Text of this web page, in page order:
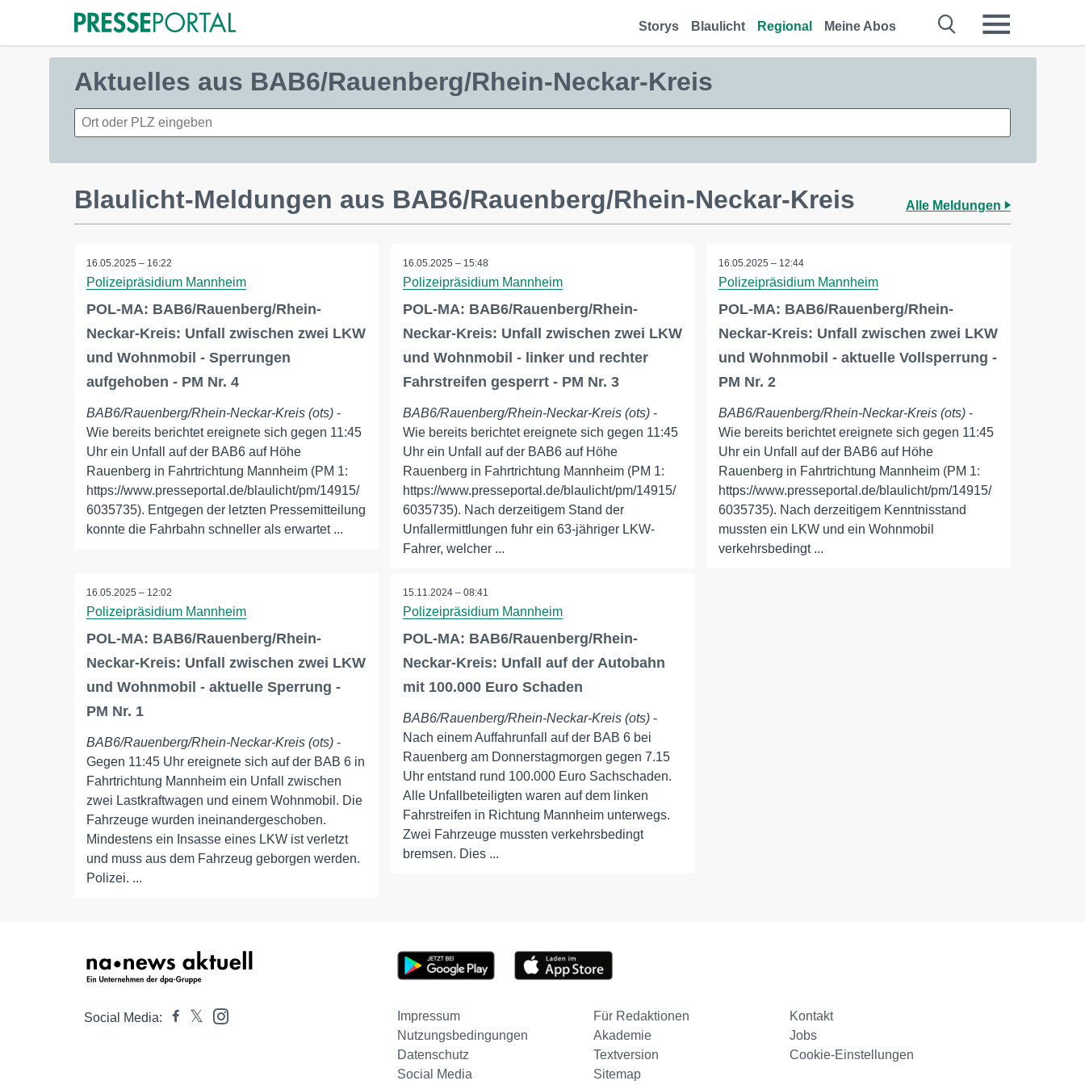
Storys Blaulicht Regional Meine Abos
Aktuelles aus BAB6/Rauenberg/Rhein-Neckar-Kreis
Blaulicht-Meldungen aus BAB6/Rauenberg/Rhein-Neckar-Kreis Alle Meldungen
16.05.2025 – 16:22
Polizeipräsidium Mannheim
POL-MA: BAB6/Rauenberg/Rhein-
Neckar-Kreis: Unfall zwischen zwei LKW
und Wohnmobil - Sperrungen
aufgehoben - PM Nr. 4
BAB6/Rauenberg/Rhein-Neckar-Kreis (ots) -
Wie bereits berichtet ereignete sich gegen 11:45
Uhr ein Unfall auf der BAB6 auf Höhe
Rauenberg in Fahrtrichtung Mannheim (PM 1:
https://www.presseportal.de/blaulicht/pm/14915/
6035735). Entgegen der letzten Pressemitteilung
konnte die Fahrbahn schneller als erwartet ...
16.05.2025 – 15:48
Polizeipräsidium Mannheim
POL-MA: BAB6/Rauenberg/Rhein-
Neckar-Kreis: Unfall zwischen zwei LKW
und Wohnmobil - linker und rechter
Fahrstreifen gesperrt - PM Nr. 3
BAB6/Rauenberg/Rhein-Neckar-Kreis (ots)-
Wie bereits berichtet ereignete sich gegen 11:45
Uhr ein Unfall auf der BAB6 auf Höhe
Rauenberg in Fahrtrichtung Mannheim (PM 1:
https://www.presseportal.de/blaulicht/pm/14915/
6035735). Nach derzeitigem Stand der
Unfallermittlungen fuhr ein 63-jähriger LKW-
Fahrer, welcher ...
16.05.2025 – 12:44
Polizeipräsidium Mannheim
POL-MA: BAB6/Rauenberg/Rhein-
Neckar-Kreis: Unfall zwischen zwei LKW
und Wohnmobil - aktuelle Vollsperrung -
PM Nr. 2
BAB6/Rauenberg/Rhein-Neckar-Kreis (ots) -
Wie bereits berichtet ereignete sich gegen 11:45
Uhr ein Unfall auf der BAB6 auf Höhe
Rauenberg in Fahrtrichtung Mannheim (PM 1:
https://www.presseportal.de/blaulicht/pm/14915/
6035735). Nach derzeitigem Kenntnisstand
mussten ein LKW und ein Wohnmobil
verkehrsbedingt ...
16.05.2025 – 12:02
Polizeipräsidium Mannheim
POL-MA: BAB6/Rauenberg/Rhein-
Neckar-Kreis: Unfall zwischen zwei LKW
und Wohnmobil - aktuelle Sperrung -
PM Nr. 1
BAB6/Rauenberg/Rhein-Neckar-Kreis (ots) -
Gegen 11:45 Uhr ereignete sich auf der BAB 6 in
Fahrtrichtung Mannheim ein Unfall zwischen
zwei Lastkraftwagen und einem Wohnmobil. Die
Fahrzeuge wurden ineinandergeschoben.
Mindestens ein Insasse eines LKW ist verletzt
und muss aus dem Fahrzeug geborgen werden.
Polizei. ...
15.11.2024 – 08:41
Polizeipräsidium Mannheim
POL-MA: BAB6/Rauenberg/Rhein-
Neckar-Kreis: Unfall auf der Autobahn
mit 100.000 Euro Schaden
BAB6/Rauenberg/Rhein-Neckar-Kreis (ots)-
Nach einem Auffahrunfall auf der BAB 6 bei
Rauenberg am Donnerstagmorgen gegen 7.15
Uhr entstand rund 100.000 Euro Sachschaden.
Alle Unfallbeteiligten waren auf dem linken
Fahrstreifen in Richtung Mannheim unterwegs.
Zwei Fahrzeuge mussten verkehrsbedingt
bremsen. Dies ...
Social Media: Impressum Für Redaktionen
Kontakt
Nutzungsbedingungen
Akademie
Jobs
Datenschutz
Textversion
Cookie-Einstellungen
Social Media
Sitemap